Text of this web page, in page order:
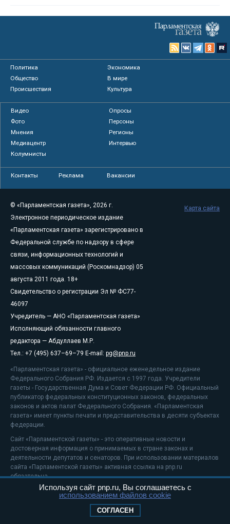
Политика
Экономика
Общество
В мире
Происшествия
Культура
Видео
Опросы
Фото
Персоны
Мнения
Регионы
Медиацентр
Интервью
Колумнисты
Контакты Реклама Вакансии
© «Парламентская газета», 2026 г.
Электронное периодическое издание
«Парламентская газета» зарегистрировано в
Федеральной службе по надзору в сфере
связи, информационных технологий и
массовых коммуникаций (Роскомнадзор) 05
августа 2011 года. 18+
Свидетельство о регистрации Эл № ФС77-
46097
Учредитель — АНО «Парламентская газета»
Исполняющий обязанности главного
редактора — Абдуллаев М.Р.
Тел.: +7 (495) 637–69–79 E-mail: pg@pnp.ru
«Парламентская газета» - официальное еженедельное издание
Федерального Собрания РФ. Издается с 1997 года. Учредители
газеты - Государственная Дума и Совет Федерации РФ. Официальный
публикатор федеральных конституционных законов, федеральных
законов и актов палат Федерального Собрания. «Парламентская
газета» имеет пункты печати и представительства в десяти субъектах
федерации.
Сайт «Парламентской газеты» - это оперативные новости и
достоверная информация о принимаемых в стране законах и
деятельности депутатов и сенаторов. При использовании материалов
сайта «Парламентской газеты» активная ссылка на pnp.ru
обязательна.
На информационном ресурсе применяютсярекомендательные
Положение о защите персональных данных
Карта сайта
Используя сайт pnp.ru, Вы соглашаетесь с
использованием файлов cookie
СОГЛАСЕН